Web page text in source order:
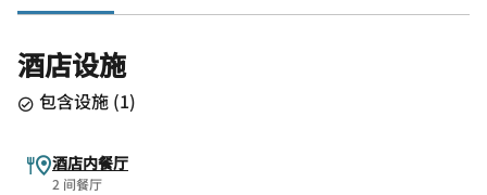
酒店设施
包含设施 (1)
酒店内餐厅
2 间餐厅